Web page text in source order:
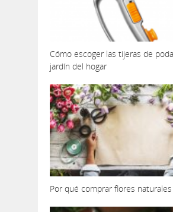
Cómo escoger las tijeras de
jardín del hogar
Por qué comprar flores naturales